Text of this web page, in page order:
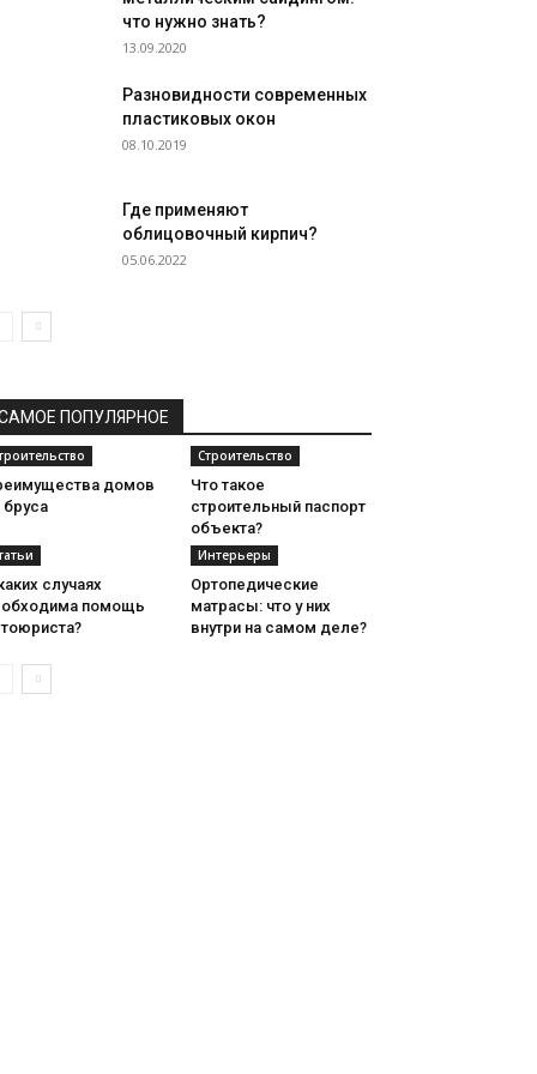
что нужно знать?
13.09.2020
Разновидности современных
пластиковых окон
08.10.2019
Где применяют
облицовочный кирпич?
05.06.2022
ПОПУЛЯРНОЕ
домов
бруса
Строительство
Что такое
строительный паспорт
объекта?
случаях
помощь
Интерьеры
Ортопедические
матрасы: что у них
внутри на самом деле?